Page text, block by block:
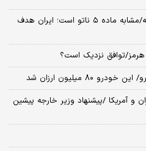
توضیح مهم فیدان درباره توافق مکه/مشابه ماده ۵ ناتو است؛ ایران هدف
هرمز/توافق نزدیک است؟
میلیون ارزان شد
و آمریکا /پیشنهاد وزیر خارجه پیشین